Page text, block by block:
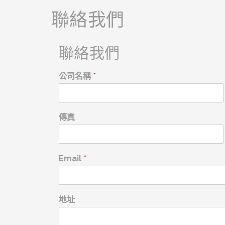
聯絡我們
聯絡我們
公司名稱 *
傳真
Email *
地址